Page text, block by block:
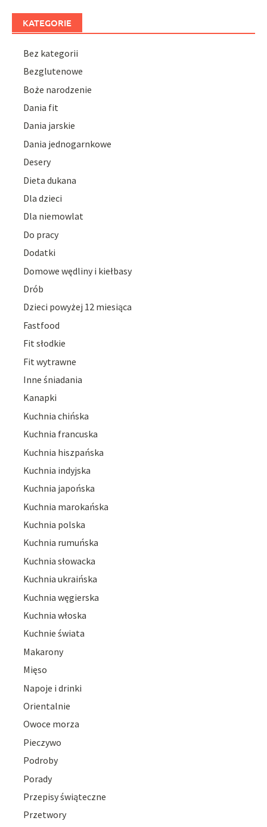
KATEGORIE
Bez kategorii
Bezglutenowe
Boże narodzenie
Dania fit
Dania jarskie
Dania jednogarnkowe
Desery
Dieta dukana
Dla dzieci
Dla niemowlat
Do pracy
Dodatki
Domowe wędliny i kiełbasy
Drób
Dzieci powyżej 12 miesiąca
Fastfood
Fit słodkie
Fit wytrawne
Inne śniadania
Kanapki
Kuchnia chińska
Kuchnia francuska
Kuchnia hiszpańska
Kuchnia indyjska
Kuchnia japońska
Kuchnia marokańska
Kuchnia polska
Kuchnia rumuńska
Kuchnia słowacka
Kuchnia ukraińska
Kuchnia węgierska
Kuchnia włoska
Kuchnie świata
Makarony
Mięso
Napoje i drinki
Orientalnie
Owoce morza
Pieczywo
Podroby
Porady
Przepisy świąteczne
Przetwory